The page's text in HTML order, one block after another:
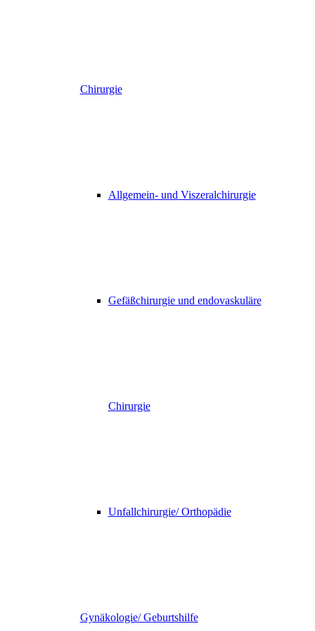
Chirurgie
Allgemein- und Viszeralchirurgie
Gefäßchirurgie und endovaskuläre
Chirurgie
Unfallchirurgie/ Orthopädie
Gynäkologie/ Geburtshilfe